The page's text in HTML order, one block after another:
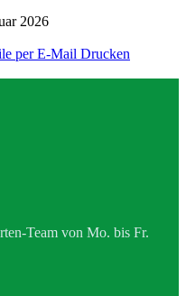
2026
per E-Mail Drucken
Team von Mo. bis Fr.